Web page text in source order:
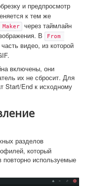
и предпросмотр
к тем же
через таймлайн
В
From
видео, из которой
включены, они
их не сбросит. Для
Start/End к исходному
разделов
который
используемые